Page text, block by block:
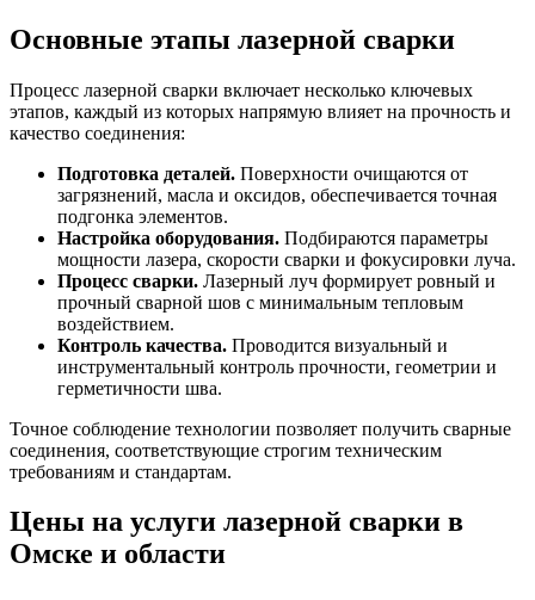
Основные этапы лазерной сварки
Процесс лазерной сварки включает несколько ключевых
этапов, каждый из которых напрямую влияет на прочность и
качество соединения:
Подготовка деталей. Поверхности очищаются от
загрязнений, масла и оксидов, обеспечивается точная
подгонка элементов.
Настройка оборудования. Подбираются параметры
мощности лазера, скорости сварки и фокусировки луча.
Процесс сварки. Лазерный луч формирует ровный и
прочный сварной шов с минимальным тепловым
воздействием.
Контроль качества. Проводится визуальный и
инструментальный контроль прочности, геометрии и
герметичности шва.
Точное соблюдение технологии позволяет получить сварные
соединения, соответствующие строгим техническим
требованиям и стандартам.
Цены на услуги лазерной сварки в
Омске и области